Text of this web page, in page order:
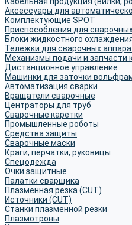
Аксессуары для
Комплектующие SPOT
Приспособления для
Блоки жидкостного
Тележки для сварочных
Механизмы подачи и запчасти
Дистанционное управление
Машинки для заточки
Автоматизация сварки
Вращатели сварочные
Центраторы для труб
Сварочные каретки
Промышленные роботы
Средства защиты
Сварочные маски
Краги, перчатки, руковицы
Спецодежда
Очки защитные
Палатки сварщика
Плазменная резка (CUT)
Источники (CUT)
Станки плазменной резки
Плазмотроны